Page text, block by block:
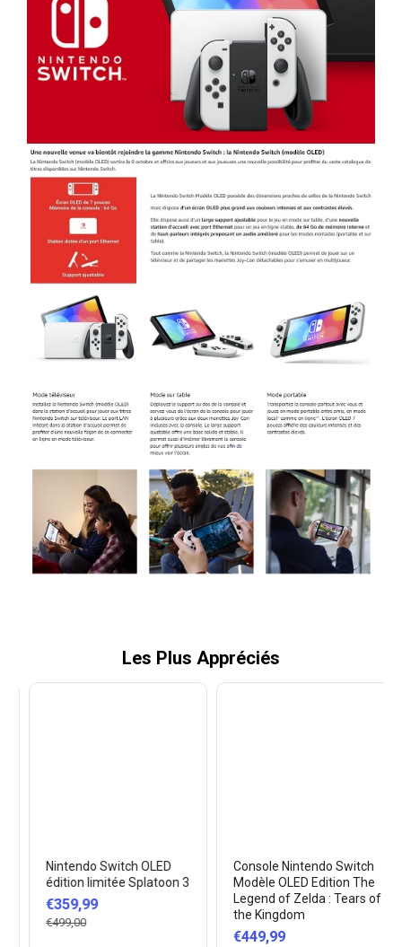
Les Plus Appréciés
Nintendo Switch OLED
édition limitée Splatoon 3
€359,99
€499,00
Console Nintendo Switch
Modèle OLED Edition The
Legend of Zelda : Tears of
the Kingdom
€449,99